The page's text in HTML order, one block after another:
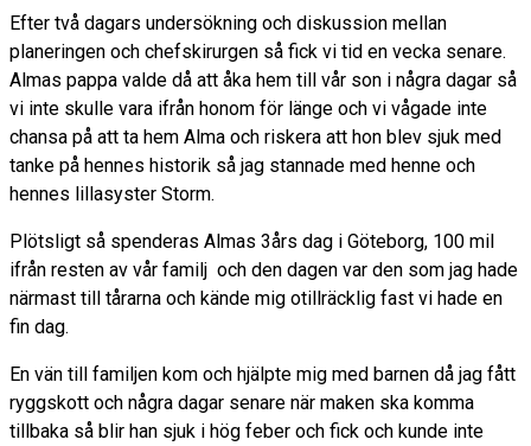
Efter två dagars undersökning och diskussion mellan
planeringen och chefskirurgen så fick vi tid en vecka senare.
Almas pappa valde då att åka hem till vår son i några dagar så
vi inte skulle vara ifrån honom för länge och vi vågade inte
chansa på att ta hem Alma och riskera att hon blev sjuk med
tanke på hennes historik så jag stannade med henne och
hennes lillasyster Storm.
Plötsligt så spenderas Almas 3års dag i Göteborg, 100 mil
ifrån resten av vår familj och den dagen var den som jag hade
närmast till tårarna och kände mig otillräcklig fast vi hade en
fin dag.
En vän till familjen kom och hjälpte mig med barnen då jag fått
ryggskott och några dagar senare när maken ska komma
tillbaka så blir han sjuk i hög feber och fick och kunde inte